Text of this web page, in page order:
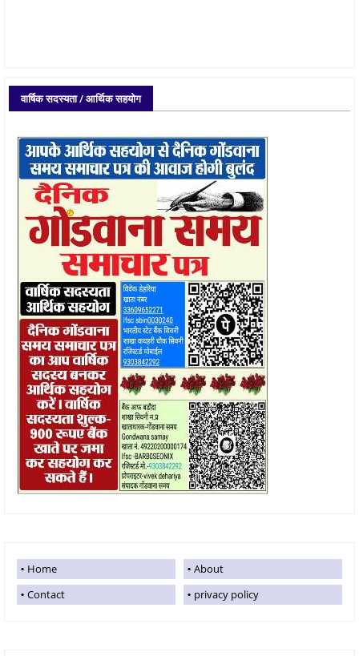
वार्षिक सदस्यता / आर्थिक सहयोग
Home
About
Contact
privacy policy